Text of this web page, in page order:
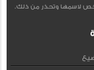
لاسمها وتحذر من ذلك.